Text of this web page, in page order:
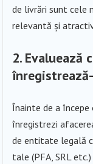
de livrări sunt cele
relevantă și
2. Evaluează
Înainte de a
înregistrezi
de entitate legală
tale (PFA, SRL